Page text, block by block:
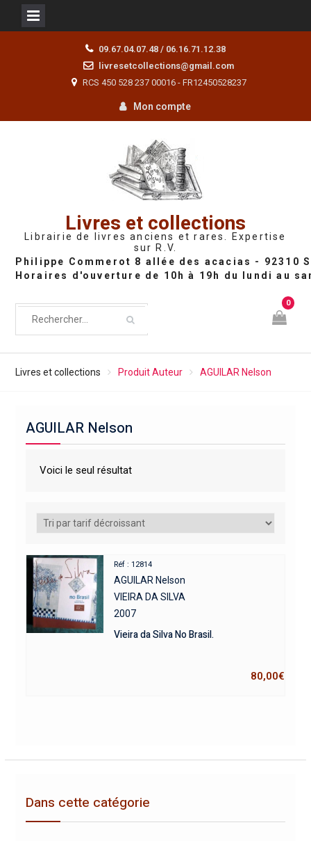
09.67.04.07.48 / 06.16.71.12.38
livresetcollections@gmail.com
RCS 450 528 237 00016 - FR12450528237
Mon compte
Livres et collections
Librairie de livres anciens et rares. Expertise
sur R.V.
0
Livres et collections Produit Auteur AGUILAR Nelson
AGUILAR Nelson
Voici le seul résultat
Réf : 12814
AGUILAR Nelson
VIEIRA DA SILVA
2007
Vieira da Silva No Brasil.
80,00€
Dans cette catégorie